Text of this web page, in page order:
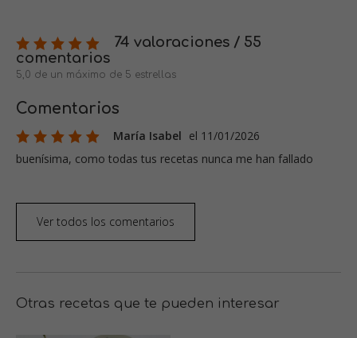
74 valoraciones / 55
comentarios
5,0 de un máximo de 5 estrellas
Comentarios
María Isabel el 11/01/2026
buenísima, como todas tus recetas nunca me han fallado
Ver todos los comentarios
Otras recetas que te pueden interesar